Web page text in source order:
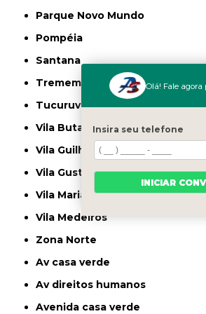
Parque Novo Mundo
Pompéia
Santana
Tremembé
Tucuruvi
Vila Butantã
Vila Guilherme
Vila Gustavo
Vila Maria
Vila Medeiros
Zona Norte
av casa verde
av direitos humanos
avenida casa verde
Olá! Fale
Insira seu telefone
INICIAR